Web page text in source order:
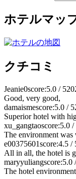
ホテルマッ
クチコミ
Jeanie0score:5.0 / 5
Good, very good,
damaismescore:5.0 / 5
Superior hotel with
xu_gangtaoscore:5.0 /
The environment
e00375601score:4.5 /
All in all, the hotel is
maryyuliangscore:5.0
The hotel